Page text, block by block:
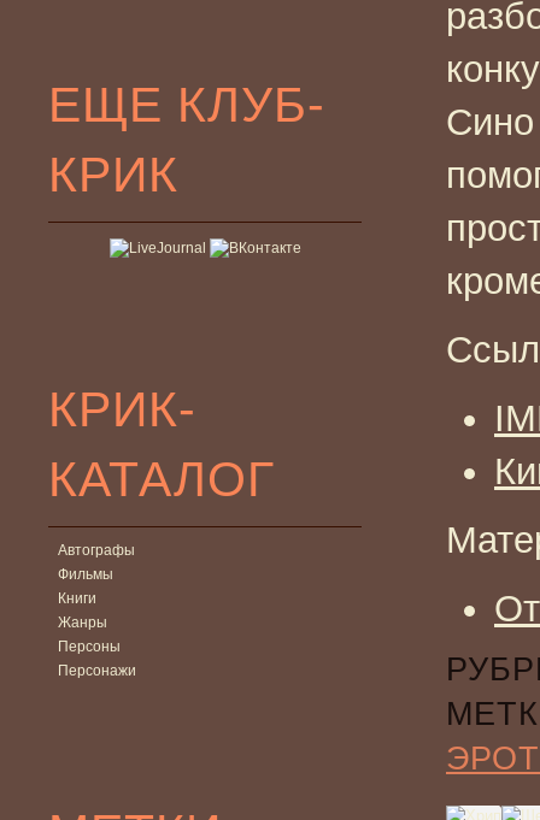
ЕЩЕ КЛУБ-
КРИК
КРИК-
КАТАЛОГ
Автографы
Фильмы
Книги
Жанры
Персоны
Персонажи
Сино